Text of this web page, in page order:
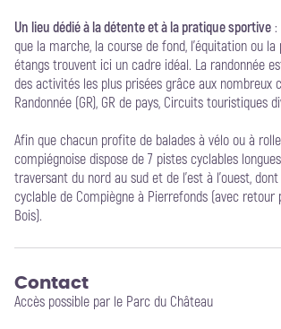
Un lieu dédié à la détente et à la pratique sportive :
que la marche, la course de fond, l’équitation ou
étangs trouvent ici un cadre idéal. La randonnée
des activités les plus prisées grâce aux nombreux
Randonnée (GR), GR de pays, Circuits touristiques
Afin que chacun profite de balades à vélo ou à
compiégnoise dispose de 7 pistes cyclables
traversant du nord au sud et de l’est à l’ouest,
cyclable de Compiègne à Pierrefonds (avec retour
Bois).
Contact
Accès possible par le Parc du Château